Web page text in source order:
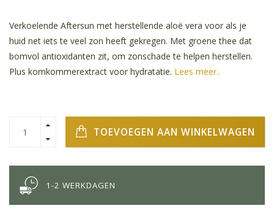
Verkoelende Aftersun met herstellende aloë vera voor als je
huid net iets te veel zon heeft gekregen. Met groene thee dat
bomvol antioxidanten zit, om zonschade te helpen herstellen.
Plus komkommerextract voor hydratatie. Lees meer..
TOEVOEGEN AAN WINKELWAGEN
1-2 WERKDAGEN